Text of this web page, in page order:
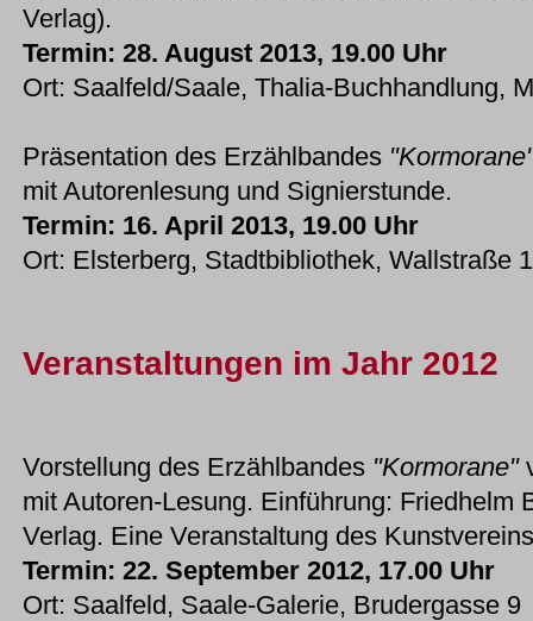
Verlag).
Termin: 28. August 2013, 19.00 Uhr
Ort: Saalfeld/Saale, Thalia-Buchhandlung,
Präsentation des Erzählbandes
mit Autorenlesung und Signierstunde.
Termin: 16. April 2013, 19.00 Uhr
Ort: Elsterberg, Stadtbibliothek, Wallstraße
Veranstaltungen im Jahr 2012
Vorstellung des Erzählbandes "Kormorane"
mit Autoren-Lesung. Einführung: Friedhelm
Verlag. Eine Veranstaltung des
Termin: 22. September 2012, 17.00 Uhr
Ort: Saalfeld, Saale-Galerie, Brudergasse 9